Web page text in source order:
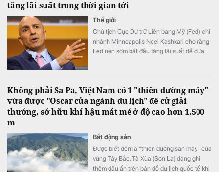
tăng lãi suất trong thời gian tới
Thế giới
Chủ tịch Cục Dự trữ Liên bang Mỹ (Fed) chi
nhánh Minneapolis Neel Kashkari cho rằng
Fed nên sớm bắt đầu tăng lãi suất để đưa
Không phải Sa Pa, Việt Nam có 1 "thiên đường mây"
vừa được "Oscar của ngành du lịch" đề cử giải
thưởng, sở hữu khí hậu mát mẻ ở độ cao hơn 1.500
m
Bất động sản
Được biết đến là "thiên đường săn mây" của
vùng Tây Bắc, Tà Xùa (Sơn La) đang ghi
thêm dấu ấn trên bản đồ du lịch quốc tế khi